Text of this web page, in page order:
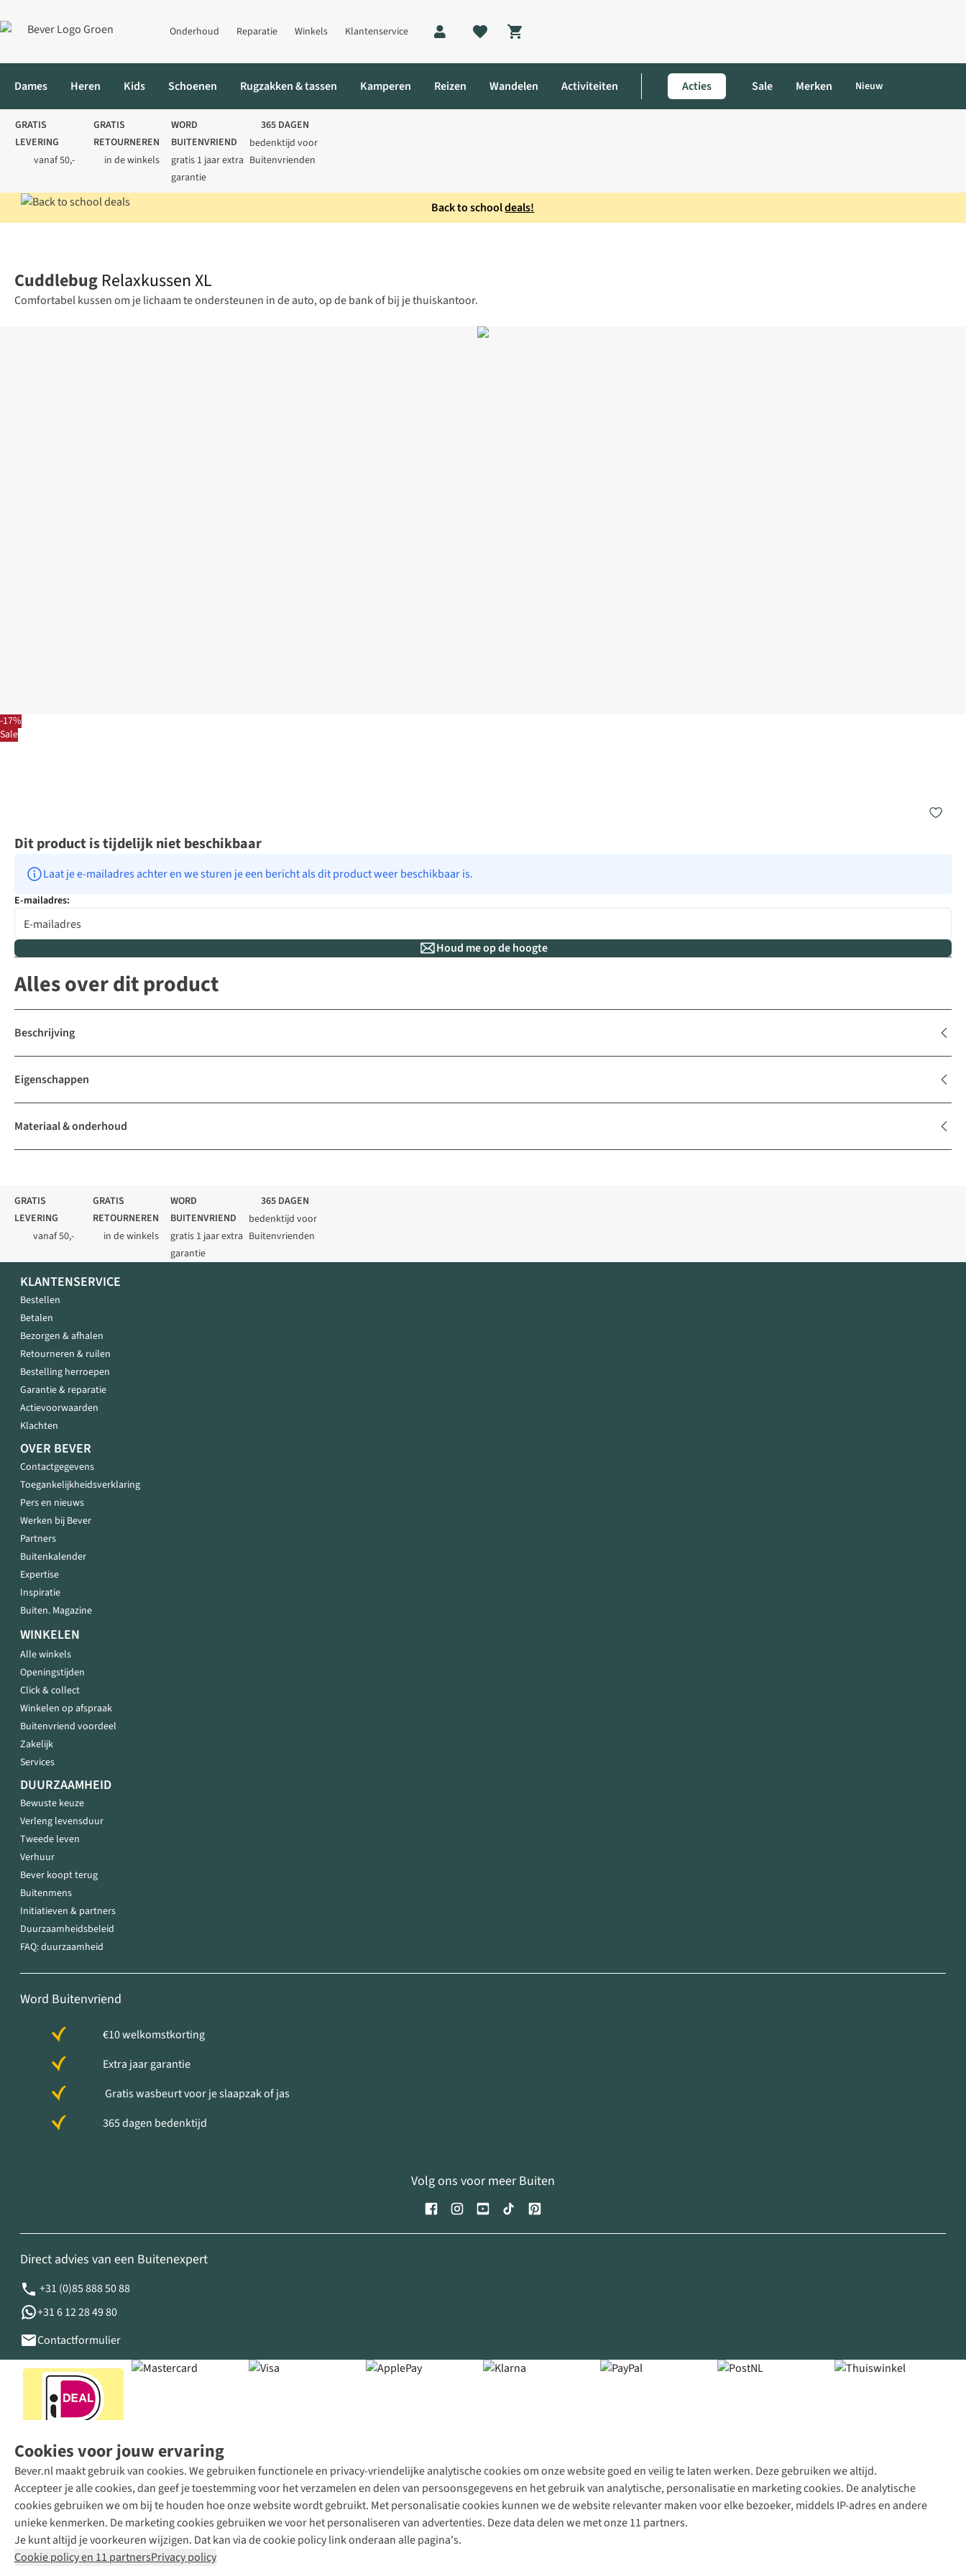
Onderhoud Reparatie Winkels Klantenservice
Shopping cart
Dames Heren Kids Schoenen Rugzakken & tassen Kamperen Reizen Wandelen Activiteiten Acties Sale Merken Nieuw
GRATIS
LEVERING
vanaf 50,-
GRATIS
RETOURNEREN
in de winkels
WORD
BUITENVRIEND
gratis 1 jaar extra
garantie
365 DAGEN
bedenktijd voor
Buitenvrienden
Back to schooldeals!
-17%
Sale
Cuddlebug Relaxkussen XL
Comfortabel kussen om je lichaam te ondersteunen in de auto, op de bank of bij je thuiskantoor.
Dit product is tijdelijk niet beschikbaar
Laat je e-mailadres achter en we sturen je een bericht als dit product weer beschikbaar is.
E-mailadres:
Houd me op de hoogte
Alles over dit product
Beschrijving
Eigenschappen
Materiaal & onderhoud
Cookies voor jouw ervaring
Bever.nl maakt gebruik van cookies. We gebruiken functionele en privacy-vriendelijke analytische cookies om onze website goed en veilig te laten werken. Deze gebruiken we altijd.
Accepteer je alle cookies, dan geef je toestemming voor het verzamelen en delen van persoonsgegevens en het gebruik van analytische, personalisatie en marketing cookies. De analytische
cookies gebruiken we om bij te houden hoe onze website wordt gebruikt. Met personalisatie cookies kunnen we de website relevanter maken voor elke bezoeker, middels IP-adres en andere
unieke kenmerken. De marketing cookies gebruiken we voor het personaliseren van advertenties. Deze data delen we met onze 11 partners.
Je kunt altijd je voorkeuren wijzigen. Dat kan via de cookie policy link onderaan alle pagina's.
Cookie policy en 11 partnersPrivacy policy
GRATIS
LEVERING
vanaf 50,-
GRATIS
RETOURNEREN
in de winkels
WORD
BUITENVRIEND
gratis 1 jaar extra
garantie
365 DAGEN
bedenktijd voor
Buitenvrienden
KLANTENSERVICE
Bestellen
Betalen
Bezorgen & afhalen
Retourneren & ruilen
Bestelling herroepen
Garantie & reparatie
Actievoorwaarden
Klachten
OVER BEVER
Contactgegevens
Toegankelijkheidsverklaring
Pers en nieuws
Werken bij Bever
Partners
Buitenkalender
Expertise
Inspiratie
Buiten. Magazine
WINKELEN
Alle winkels
Openingstijden
Click & collect
Winkelen op afspraak
Buitenvriend voordeel
Zakelijk
Services
DUURZAAMHEID
Bewuste keuze
Verleng levensduur
Tweede leven
Verhuur
Bever koopt terug
Buitenmens
Initiatieven & partners
Duurzaamheidsbeleid
FAQ: duurzaamheid
Word Buitenvriend
€10 welkomstkorting
Extra jaar garantie
Gratis wasbeurt voor je slaapzak of jas
365 dagen bedenktijd
Volg ons voor meer Buiten
Direct advies van een Buitenexpert
+31 (0)85 888 50 88
+31 6 12 28 49 80
Contactformulier